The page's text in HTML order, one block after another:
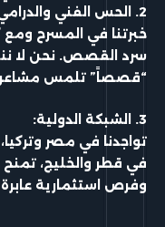
2. الحس الفني والدرامي:
خبرتنا في المسرح ومع
سرد القصص. نحن لا
“قصصاً” تلمس
3. الشبكة الدولية:
تواجدنا في مصر
في قطر والخليج، تمنح
وفرص استثمارية